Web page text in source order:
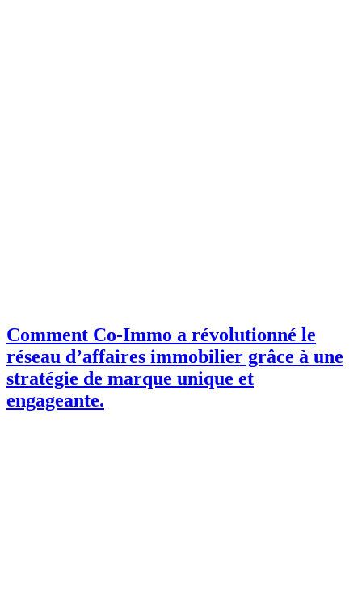
Comment Co-Immo a révolutionné le
réseau d’affaires immobilier grâce à une
stratégie de marque unique et
engageante.